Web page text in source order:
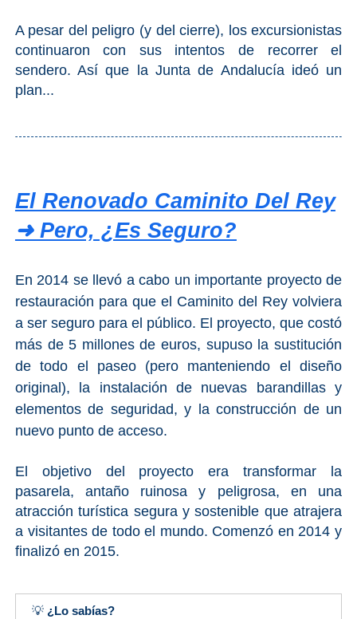
A pesar del peligro (y del cierre), los excursionistas
continuaron con sus intentos de recorrer el
sendero. Así que la Junta de Andalucía ideó un
plan...
El Renovado Caminito Del Rey
➜ Pero, ¿es Seguro?
En 2014 se llevó a cabo un importante proyecto de
restauración para que el Caminito del Rey volviera
a ser seguro para el público. El proyecto, que costó
más de 5 millones de euros, supuso la sustitución
de todo el paseo (pero manteniendo el diseño
original), la instalación de nuevas barandillas y
elementos de seguridad, y la construcción de un
nuevo punto de acceso.
El objetivo del proyecto era transformar la
pasarela, antaño ruinosa y peligrosa, en una
atracción turística segura y sostenible que atrajera
a visitantes de todo el mundo. Comenzó en 2014 y
finalizó en 2015.
💡 ¿Lo sabías?